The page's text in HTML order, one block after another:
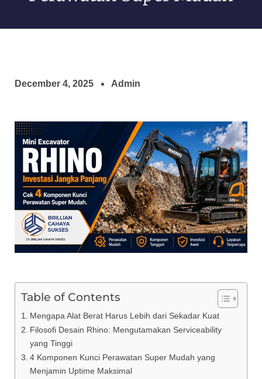
December 4, 2025 Admin
Table of Contents
Mengapa Alat Berat Harus Lebih dari Sekadar Kuat
Filosofi Desain Rhino: Mengutamakan Serviceability
yang Tinggi
4 Komponen Kunci Perawatan Super Mudah yang
Menjamin Uptime Maksimal